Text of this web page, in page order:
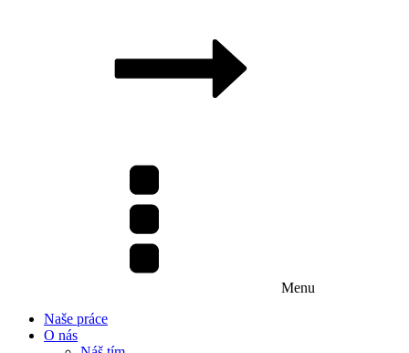
Menu
Naše práce
O nás